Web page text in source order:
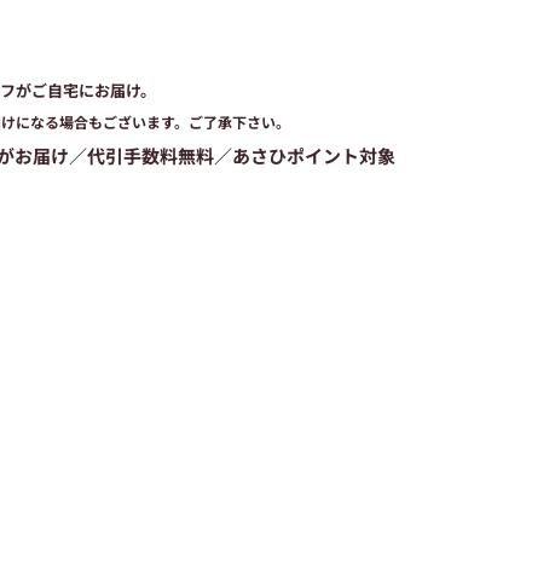
がご自宅にお届け。
になる場合もございます。ご了承下さい。
お届け／代引手数料無料／あさひポイント対象